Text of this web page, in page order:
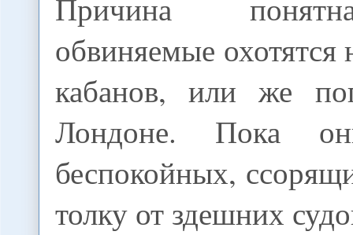
Причина
обвиняемые охотятся
кабанов, или же
Лондоне. Пока
беспокойных,
толку от здешних